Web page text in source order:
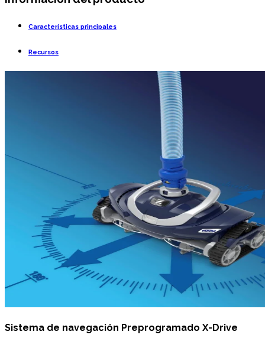
Características principales
Recursos
Sistema de navegación Preprogramado X-Drive